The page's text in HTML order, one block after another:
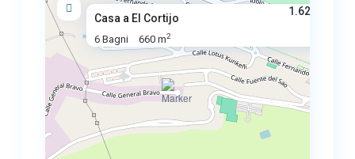
Casa a El Cortijo
1.625.000 €
6 Bagni 660 m2